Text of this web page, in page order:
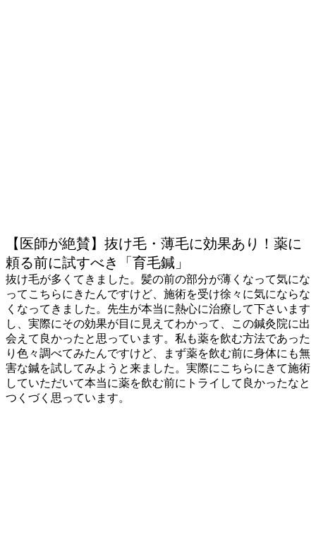
【医師が絶賛】抜け毛・薄毛に効果あり！薬に
頼る前に試すべき「育毛鍼」
抜け毛が多くてきました。髪の前の部分が薄くなって気にな
ってこちらにきたんですけど、施術を受け徐々に気にならな
くなってきました。先生が本当に熱心に治療して下さいます
し、実際にその効果が目に見えてわかって、この鍼灸院に出
会えて良かったと思っています。私も薬を飲む方法であった
り色々調べてみたんですけど、まず薬を飲む前に身体にも無
害な鍼を試してみようと来ました。実際にこちらにきて施術
していただいて本当に薬を飲む前にトライして良かったなと
つくづく思っています。